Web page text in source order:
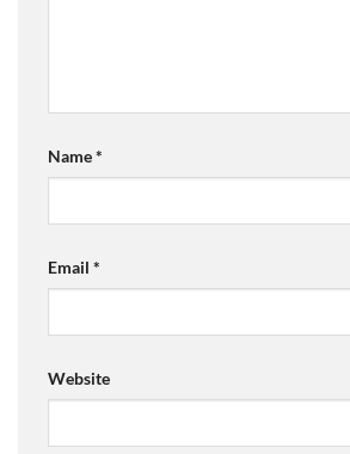
Name*
Email *
Website